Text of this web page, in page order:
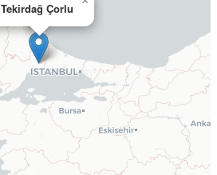
Tekirdağ Çorlu